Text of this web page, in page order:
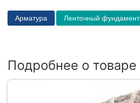
Арматура Ленточный фундамент
Подробнее о товаре